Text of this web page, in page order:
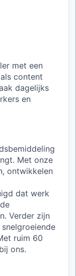
met een
content
dagelijks
en
Met onze
ontwikkelen
dat werk
Verder zijn
ruim 60
ons.